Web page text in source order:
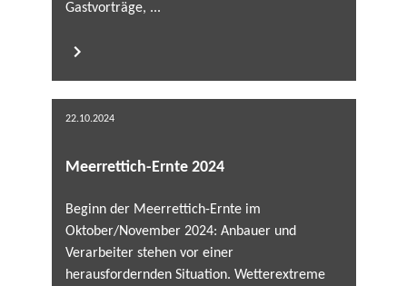
Gastvorträge, ...
22.10.2024
Meerrettich-Ernte 2024
Beginn der Meerrettich-Ernte im
Oktober/November 2024: Anbauer und
Verarbeiter stehen vor einer
herausfordernden Situation. Wetterextreme